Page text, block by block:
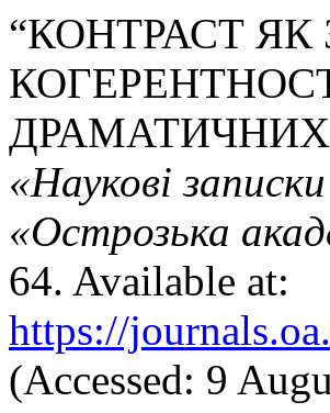
“КОНТРАСТ
ДРАМАТИЧНИХ
«Наукові
«Острозька
64. Available at:
https://
(Accessed: 9